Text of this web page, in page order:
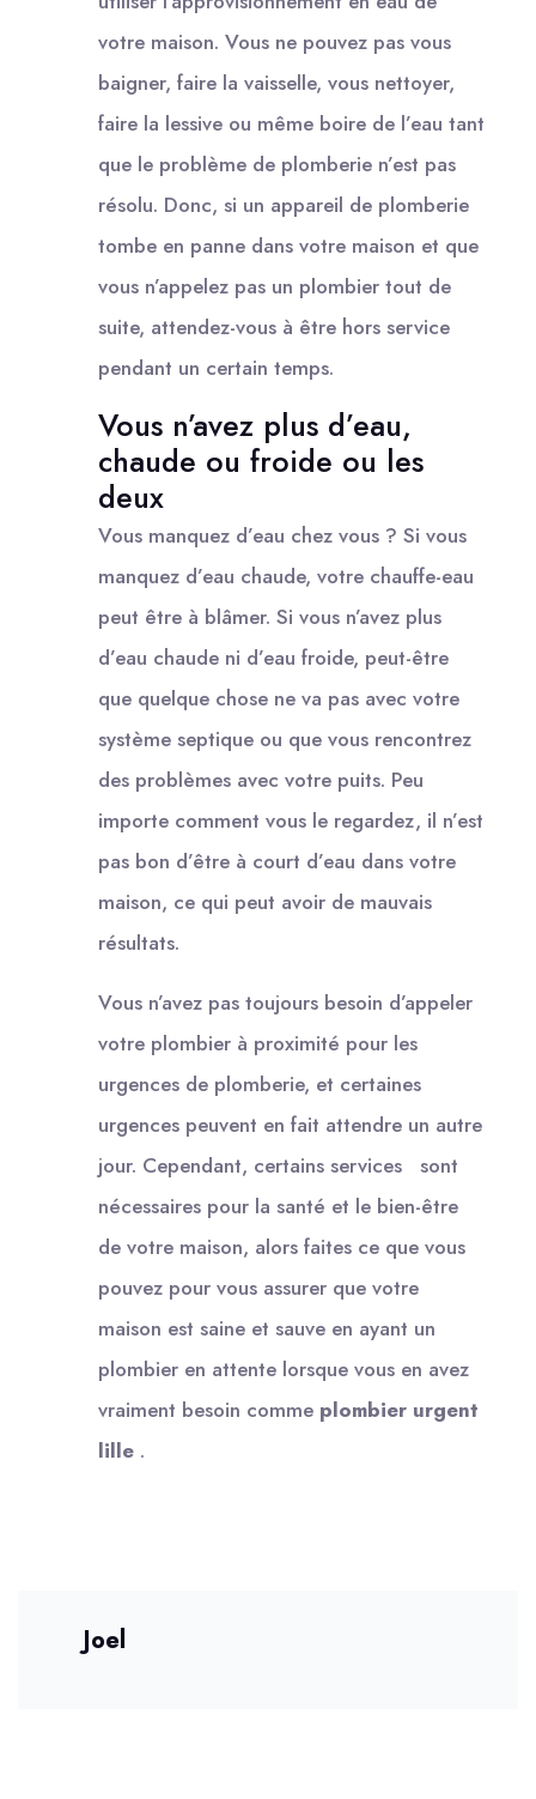
votre maison. Vous ne pouvez pas vous
baigner, faire la vaisselle, vous nettoyer,
faire la lessive ou même boire de l’eau tant
que le problème de plomberie n’est pas
résolu. Donc, si un appareil de plomberie
tombe en panne dans votre maison et que
vous n’appelez pas un plombier tout de
suite, attendez-vous à être hors service
pendant un certain temps.
Vous n’avez plus d’eau,
chaude ou froide ou les
deux
Vous manquez d’eau chez vous ? Si vous
manquez d’eau chaude, votre chauffe-eau
peut être à blâmer. Si vous n’avez plus
d’eau chaude ni d’eau froide, peut-être
que quelque chose ne va pas avec votre
système septique ou que vous rencontrez
des problèmes avec votre puits. Peu
importe comment vous le regardez, il n’est
pas bon d’être à court d’eau dans votre
maison, ce qui peut avoir de mauvais
résultats.
Vous n’avez pas toujours besoin d’appeler
votre plombier à proximité pour les
urgences de plomberie, et certaines
urgences peuvent en fait attendre un autre
jour. Cependant, certains services sont
nécessaires pour la santé et le bien-être
de votre maison, alors faites ce que vous
pouvez pour vous assurer que votre
maison est saine et sauve en ayant un
plombier en attente lorsque vous en avez
vraiment besoin comme plombier urgent
lille .
Joel